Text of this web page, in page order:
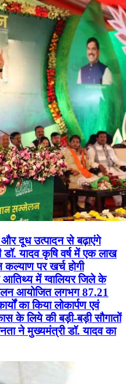
दूध उत्पादन से बढ़ाएंगे
यादव कृषि वर्ष में एक लाख
पर खर्च होगी
में ग्वालियर जिले के
आयोजित लगभग 87.21
का किया लोकार्पण एवं
के लिये की बड़ी-बड़ी सौगातों
ने मुख्यमंत्री डॉ. यादव का